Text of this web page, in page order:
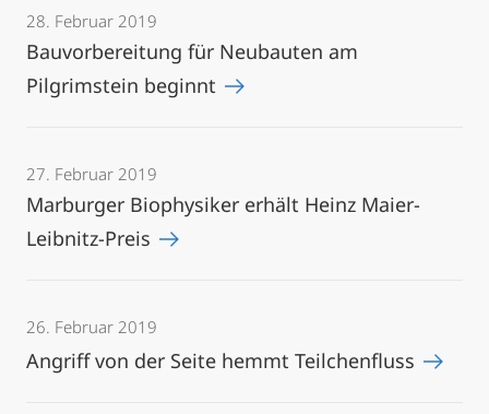
28. Februar 2019
Bauvorbereitung für Neubauten am
Pilgrimstein beginnt
27. Februar 2019
Marburger Biophysiker erhält Heinz Maier-
Leibnitz-Preis
26. Februar 2019
Angriff von der Seite hemmt Teilchenfluss